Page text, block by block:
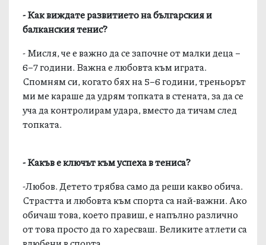
- Как виждате развитието на българския и
балканския тенис?
- Мисля, че е важно да се започне от малки деца –
6–7 години. Важна е любовта към играта.
Спомням си, когато бях на 5–6 години, треньорът
ми ме караше да удрям топката в стената, за да се
уча да контролирам удара, вместо да тичам след
топката.
- Какъв е ключът към успеха в тениса?
-Любов. Детето трябва само да реши какво обича.
Страстта и любовта към спорта са най-важни. Ако
обичаш това, което правиш, е напълно различно
от това просто да го харесваш. Великите атлети са